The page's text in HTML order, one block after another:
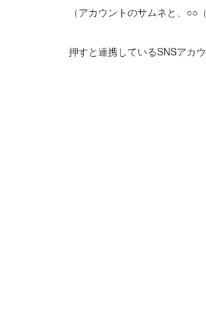
（アカウントのサムネと、○○
押すと連携しているSNSアカ